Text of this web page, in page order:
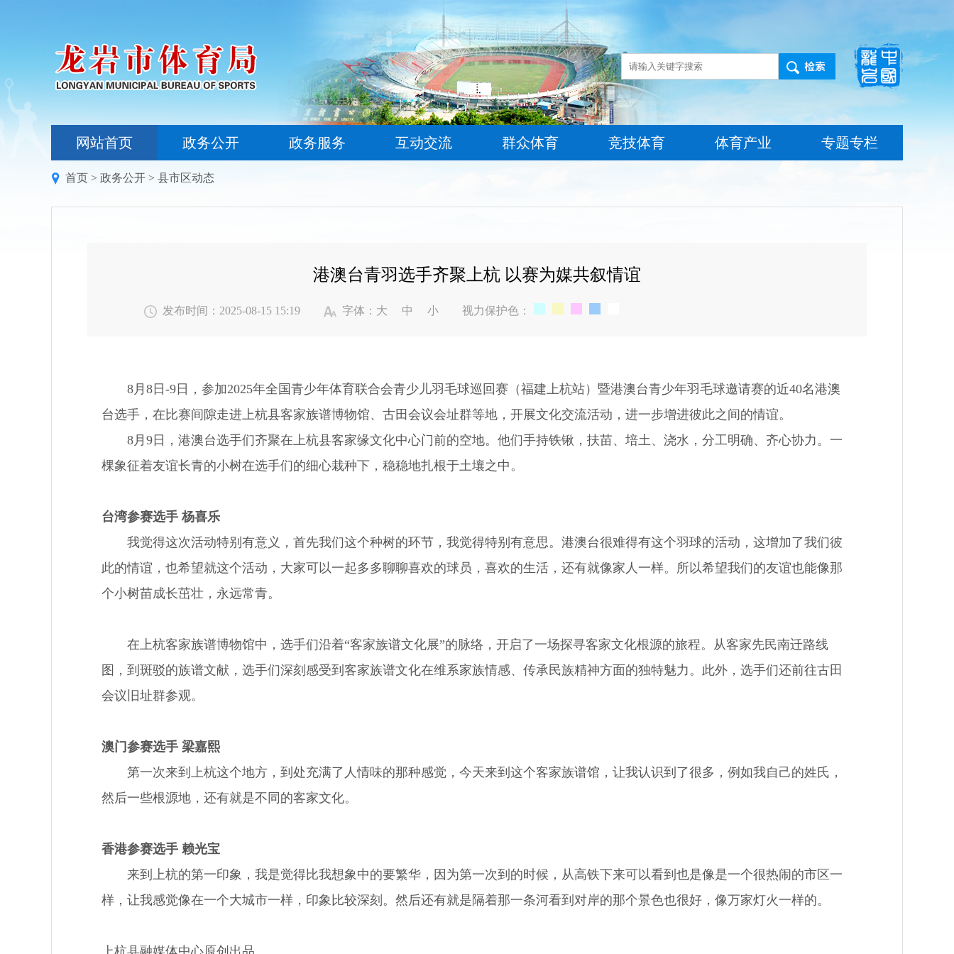
网站首页 政务公开 政务服务 互动交流 群众体育 竞技体育 体育产业 专题专栏
首页 > 政务公开 > 县市区动态
港澳台青羽选手齐聚上杭 以赛为媒共叙情谊
发布时间：2025-08-15 15:19 字体： 大 中 小 视力保护色：
8月8日-9日，参加2025年全国青少年体育联合会青少儿羽毛球巡回赛（福建上杭站）暨港澳台青少年羽毛球邀请赛的近40名港澳
台选手，在比赛间隙走进上杭县客家族谱博物馆、古田会议会址群等地，开展文化交流活动，进一步增进彼此之间的情谊。
8月9日，港澳台选手们齐聚在上杭县客家缘文化中心门前的空地。他们手持铁锹，扶苗、培土、浇水，分工明确、齐心协力。一
棵象征着友谊长青的小树在选手们的细心栽种下，稳稳地扎根于土壤之中。
台湾参赛选手 杨喜乐
我觉得这次活动特别有意义，首先我们这个种树的环节，我觉得特别有意思。港澳台很难得有这个羽球的活动，这增加了我们彼
此的情谊，也希望就这个活动，大家可以一起多多聊聊喜欢的球员，喜欢的生活，还有就像家人一样。所以希望我们的友谊也能像那
个小树苗成长茁壮，永远常青。
在上杭客家族谱博物馆中，选手们沿着“客家族谱文化展”的脉络，开启了一场探寻客家文化根源的旅程。从客家先民南迁路线
图，到斑驳的族谱文献，选手们深刻感受到客家族谱文化在维系家族情感、传承民族精神方面的独特魅力。此外，选手们还前往古田
会议旧址群参观。
澳门参赛选手 梁嘉熙
第一次来到上杭这个地方，到处充满了人情味的那种感觉，今天来到这个客家族谱馆，让我认识到了很多，例如我自己的姓氏，
然后一些根源地，还有就是不同的客家文化。
香港参赛选手 赖光宝
来到上杭的第一印象，我是觉得比我想象中的要繁华，因为第一次到的时候，从高铁下来可以看到也是像是一个很热闹的市区一
样，让我感觉像在一个大城市一样，印象比较深刻。然后还有就是隔着那一条河看到对岸的那个景色也很好，像万家灯火一样的。
上杭县融媒体中心原创出品